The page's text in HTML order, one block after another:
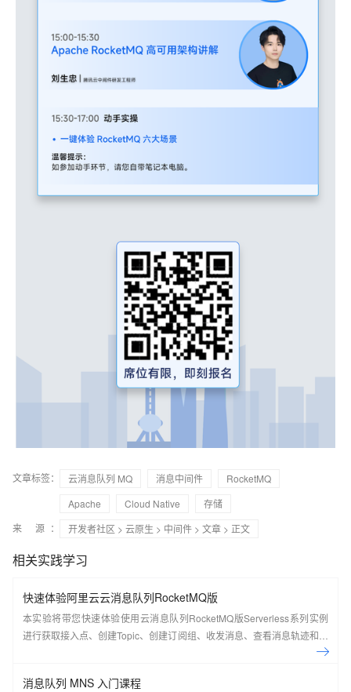
文章标签： 云消息队列 MQ 消息中间件
RocketMQ
Apache
Cloud Native
存储
来 源：
开发者社区 > 云原生 > 中间件 > 文章 > 正文
相关实践学习
快速体验阿里云云消息队列RocketMQ版
本实验将带您快速体验使用云消息队列RocketMQ版Serverless系列实例
进行获取接入点、创建Topic、创建订阅组、收发消息、查看消息轨迹和仪
消息队列 MNS 入门课程